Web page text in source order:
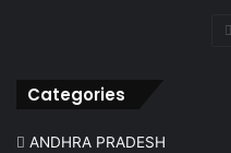
Categories
ANDHRA PRADESH